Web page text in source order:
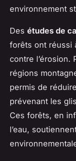
environnement
Des études de
forêts ont réussi
contre l’érosion.
régions
permis de
prévenant les
Ces forêts, en
l’eau,